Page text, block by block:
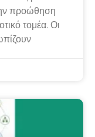
προώθηση
τομέα. Οι